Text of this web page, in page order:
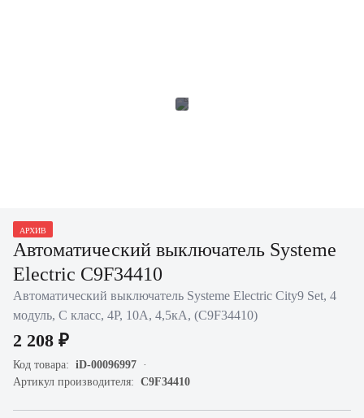
АРХИВ
Автоматический выключатель Systeme
Electric C9F34410
Автоматический выключатель Systeme Electric City9 Set, 4
модуль, C класс, 4P, 10А, 4,5кА, (C9F34410)
2 208 ₽
Код товара: iD-00096997
Артикул производителя: C9F34410